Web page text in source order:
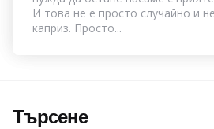
И това не е просто случайно и
каприз. Просто...
Търсене